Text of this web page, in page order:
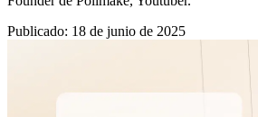
Publicado: 18 de junio de 2025